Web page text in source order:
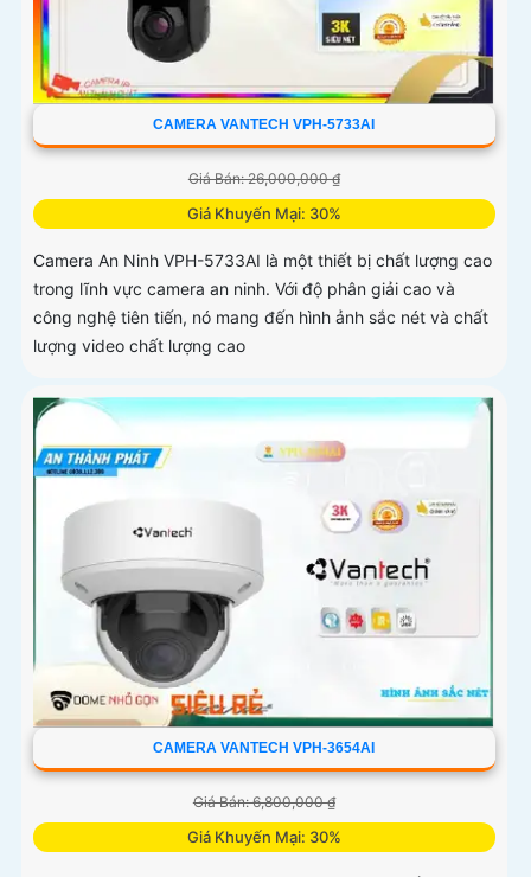
CAMERA VANTECH VPH-5733AI
Giá Bán: 26,000,000 ₫
Giá Khuyến Mại: 30%
Camera An Ninh VPH-5733AI là một thiết bị chất lượng cao
trong lĩnh vực camera an ninh. Với độ phân giải cao và
công nghệ tiên tiến, nó mang đến hình ảnh sắc nét và chất
lượng video chất lượng cao
CAMERA VANTECH VPH-3654AI
Giá Bán: 6,800,000 ₫
Giá Khuyến Mại: 30%